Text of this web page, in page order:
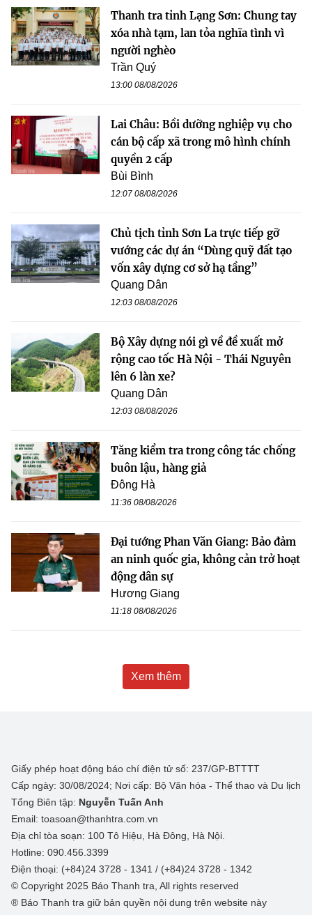
Thanh tra tỉnh Lạng Sơn: Chung tay
xóa nhà tạm, lan tỏa nghĩa tình vì
người nghèo
Trần Quý
13:00 08/08/2026
Lai Châu: Bồi dưỡng nghiệp vụ cho
cán bộ cấp xã trong mô hình chính
quyền 2 cấp
Bùi Bình
12:07 08/08/2026
Chủ tịch tỉnh Sơn La trực tiếp gỡ
vướng các dự án “Dùng quỹ đất tạo
vốn xây dựng cơ sở hạ tầng”
Quang Dân
12:03 08/08/2026
Bộ Xây dựng nói gì về đề xuất mở
rộng cao tốc Hà Nội - Thái Nguyên
lên 6 làn xe?
Quang Dân
12:03 08/08/2026
Tăng kiểm tra trong công tác chống
buôn lậu, hàng giả
Đông Hà
11:36 08/08/2026
Đại tướng Phan Văn Giang: Bảo đảm
an ninh quốc gia, không cản trở hoạt
động dân sự
Hương Giang
11:18 08/08/2026
Xem thêm
Giấy phép hoạt động báo chí điện tử số: 237/GP-BTTTT
Cấp ngày: 30/08/2024; Nơi cấp: Bộ Văn hóa - Thể thao và Du lịch
Tổng Biên tập: Nguyễn Tuấn Anh
Email: toasoan@thanhtra.com.vn
Địa chỉ tòa soạn: 100 Tô Hiệu, Hà Đông, Hà Nội.
Hotline: 090.456.3399
Điện thoại: (+84)24 3728 - 1341 / (+84)24 3728 - 1342
© Copyright 2025 Báo Thanh tra, All rights reserved
® Báo Thanh tra giữ bản quyền nội dung trên website này